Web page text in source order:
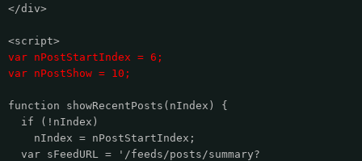
</div>
<script>
var nPostStartIndex = 6;
var nPostShow = 10;
function showRecentPosts(nIndex) {
if (!nIndex)
nIndex = nPostStartIndex;
var sFeedURL = '/feeds/posts/summary?